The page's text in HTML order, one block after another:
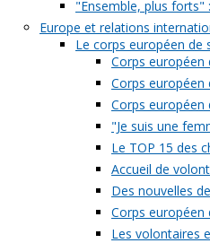
"Ensemble, plus forts"
Europe et relations
Le corps européen de
Corps européen
Corps européen
Corps européen
"Je suis une
Le TOP 15 des
Accueil de
Des nouvelles
Corps européen
Les volontaires